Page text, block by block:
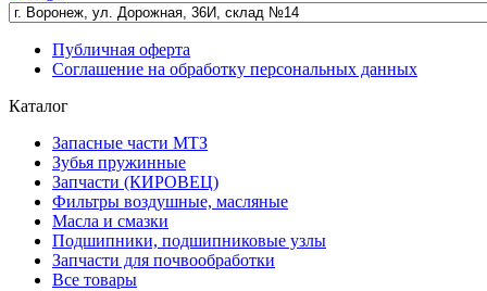
Публичная оферта
Соглашение на обработку персональных данных
Каталог
Запасные части МТЗ
Зубья пружинные
Запчасти (КИРОВЕЦ)
Фильтры воздушные, масляные
Масла и смазки
Подшипники, подшипниковые узлы
Запчасти для почвообработки
Все товары